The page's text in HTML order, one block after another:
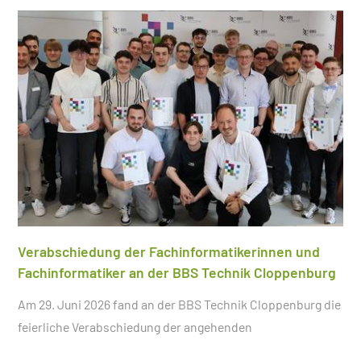
Verabschiedung der Fachinformatikerinnen und
Fachinformatiker an der BBS Technik Cloppenburg
Am 29. Juni 2026 fand an der BBS Technik Cloppenburg die
feierliche Verabschiedung der angehenden